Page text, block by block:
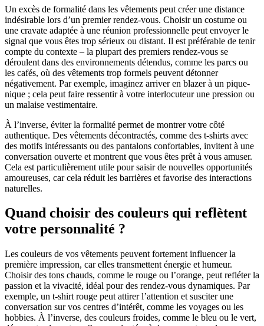
Un excès de formalité dans les vêtements peut créer une distance
indésirable lors d’un premier rendez-vous. Choisir un costume ou
une cravate adaptée à une réunion professionnelle peut envoyer le
signal que vous êtes trop sérieux ou distant. Il est préférable de tenir
compte du contexte – la plupart des premiers rendez-vous se
déroulent dans des environnements détendus, comme les parcs ou
les cafés, où des vêtements trop formels peuvent détonner
négativement. Par exemple, imaginez arriver en blazer à un pique-
nique ; cela peut faire ressentir à votre interlocuteur une pression ou
un malaise vestimentaire.
À l’inverse, éviter la formalité permet de montrer votre côté
authentique. Des vêtements décontractés, comme des t-shirts avec
des motifs intéressants ou des pantalons confortables, invitent à une
conversation ouverte et montrent que vous êtes prêt à vous amuser.
Cela est particulièrement utile pour saisir de nouvelles opportunités
amoureuses, car cela réduit les barrières et favorise des interactions
naturelles.
Quand choisir des couleurs qui reflètent
votre personnalité ?
Les couleurs de vos vêtements peuvent fortement influencer la
première impression, car elles transmettent énergie et humeur.
Choisir des tons chauds, comme le rouge ou l’orange, peut refléter la
passion et la vivacité, idéal pour des rendez-vous dynamiques. Par
exemple, un t-shirt rouge peut attirer l’attention et susciter une
conversation sur vos centres d’intérêt, comme les voyages ou les
hobbies. À l’inverse, des couleurs froides, comme le bleu ou le vert,